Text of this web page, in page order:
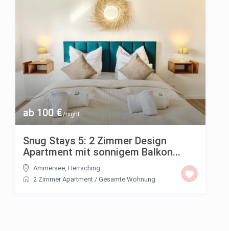
ab 100 €/night
Snug Stays 5: 2 Zimmer Design
Apartment mit sonnigem Balkon...
Ammersee ,Herrsching
2 Zimmer Apartment /Gesamte Wohnung